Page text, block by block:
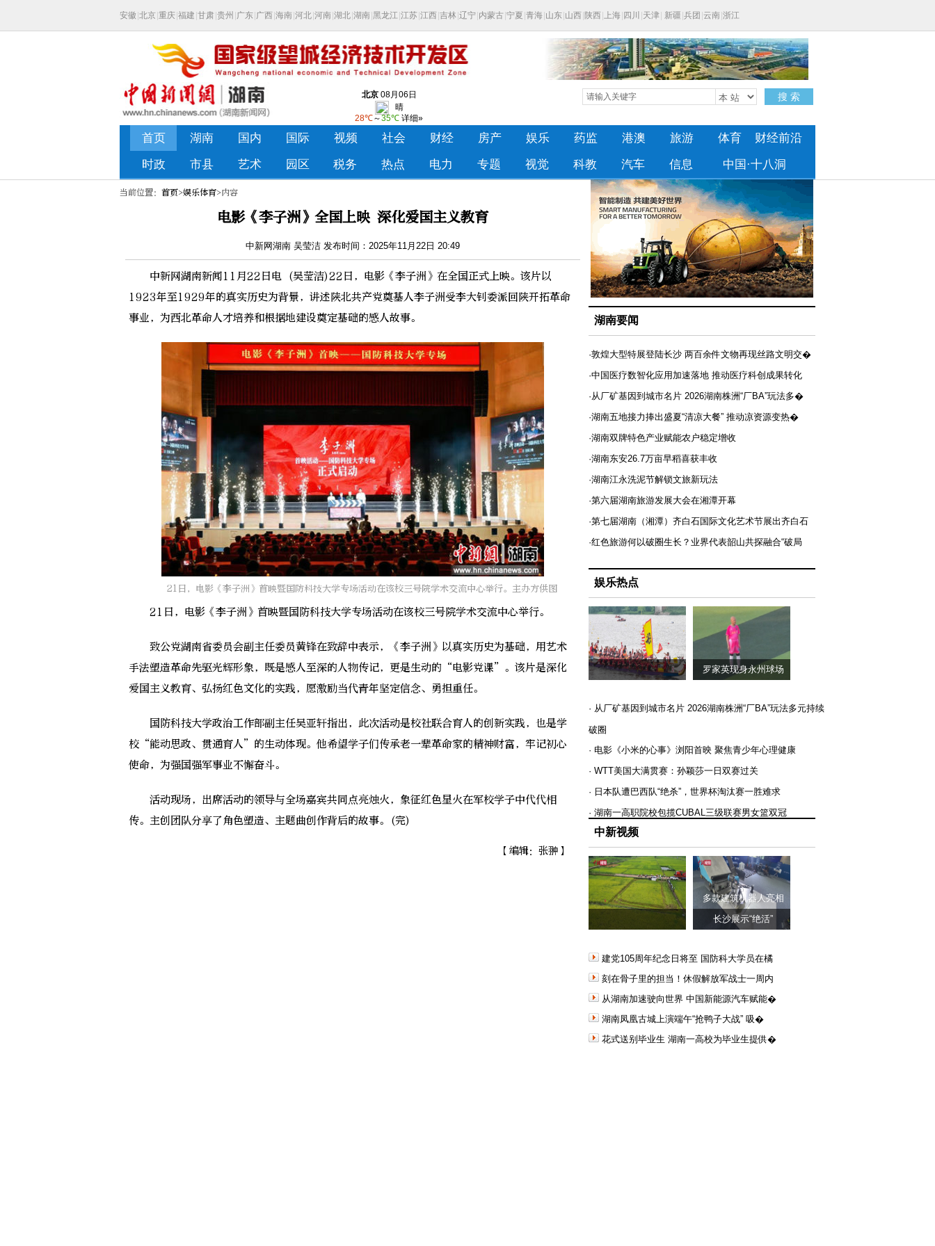
当前位置： 首页>娱乐体育>内容
电影《李子洲》全国上映 深化爱国主义教育
中新网湖南 吴莹洁 发布时间：2025年11月22日 20:49
中新网湖南新闻11月22日电 (吴莹洁)22日，电影《李子洲》在全国正式上映。该片以
1923年至1929年的真实历史为背景，讲述陕北共产党奠基人李子洲受李大钊委派回陕开拓革命
事业，为西北革命人才培养和根据地建设奠定基础的感人故事。
21日，电影《李子洲》首映暨国防科技大学专场活动在该校三号院学术交流中心举行。主办方供图
21日，电影《李子洲》首映暨国防科技大学专场活动在该校三号院学术交流中心举行。
致公党湖南省委员会副主任委员黄锋在致辞中表示，《李子洲》以真实历史为基础，用艺术
手法塑造革命先驱光辉形象，既是感人至深的人物传记，更是生动的“电影党课”。该片是深化
爱国主义教育、弘扬红色文化的实践，愿激励当代青年坚定信念、勇担重任。
国防科技大学政治工作部副主任吴亚轩指出，此次活动是校社联合育人的创新实践，也是学
校“能动思政、贯通育人”的生动体现。他希望学子们传承老一辈革命家的精神财富，牢记初心
使命，为强国强军事业不懈奋斗。
活动现场，出席活动的领导与全场嘉宾共同点亮烛火，象征红色星火在军校学子中代代相
传。主创团队分享了角色塑造、主题曲创作背后的故事。(完)
【编辑：张翀】
湖南要闻
·敦煌大型特展登陆长沙 两百余件文物再现丝路文明交�
·中国医疗数智化应用加速落地 推动医疗科创成果转化
·从厂矿基因到城市名片 2026湖南株洲“厂BA”玩法多�
·湖南五地接力捧出盛夏“清凉大餐” 推动凉资源变热�
·湖南双牌特色产业赋能农户稳定增收
·湖南东安26.7万亩早稻喜获丰收
·湖南江永洗泥节解锁文旅新玩法
·第六届湖南旅游发展大会在湘潭开幕
·第七届湖南（湘潭）齐白石国际文化艺术节展出齐白石
·红色旅游何以破圈生长？业界代表韶山共探融合“破局
娱乐热点
罗家英现身永州球场
· 从厂矿基因到城市名片 2026湖南株洲“厂BA”玩法多元持续
破圈
· 电影《小米的心事》浏阳首映 聚焦青少年心理健康
· WTT美国大满贯赛：孙颖莎一日双赛过关
· 日本队遭巴西队“绝杀”，世界杯淘汰赛一胜难求
· 湖南一高职院校包揽CUBAL三级联赛男女篮双冠
中新视频
多款建筑机器人亮相
长沙展示“绝活”
建党105周年纪念日将至 国防科大学员在橘
刻在骨子里的担当！休假解放军战士一周内
从湖南加速驶向世界 中国新能源汽车赋能�
湖南凤凰古城上演端午“抢鸭子大战” 吸�
花式送别毕业生 湖南一高校为毕业生提供�